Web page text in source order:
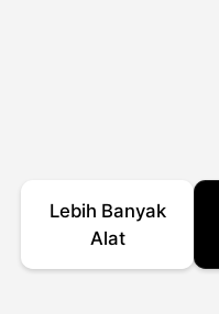
Lebih Banyak
Alat